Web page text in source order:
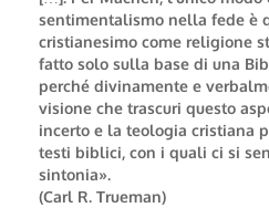
sentimentalismo nella fede è
cristianesimo come religione
fatto solo sulla base di una
perché divinamente e
visione che trascuri questo
incerto e la teologia cristiana
testi biblici, con i quali ci si
sintonia».
(Carl R. Trueman)